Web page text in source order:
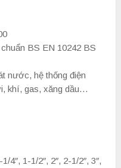
BS EN 10242 BS
nước, hệ thống điện
khí, gas, xăng dầu…
4″, 1-1/2″, 2″, 2-1/2″, 3″,